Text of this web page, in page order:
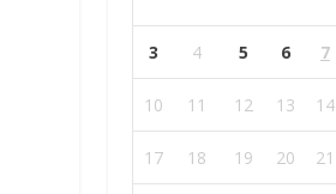
3 4 5 6 7
10 11 12 13 14
17 18 19 20 21